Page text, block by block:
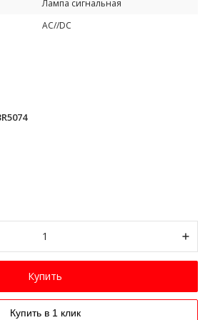
Лампа сигнальная
AC//DC
Купить
Купить в 1 клик